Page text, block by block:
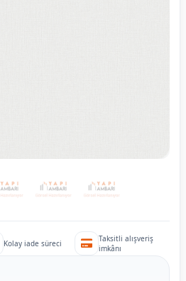
Kolay iade süreci
Taksitli alışveriş
imkânı